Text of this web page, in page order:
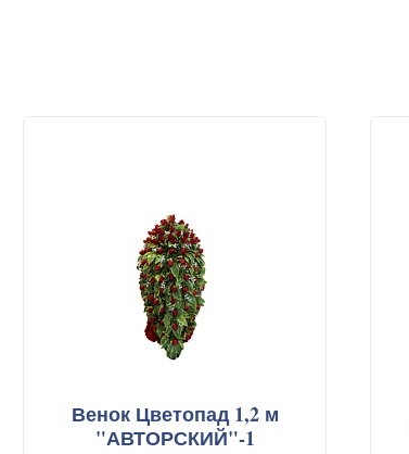
Венок Цветопад 1,2 м
"АВТОРСКИЙ"-1